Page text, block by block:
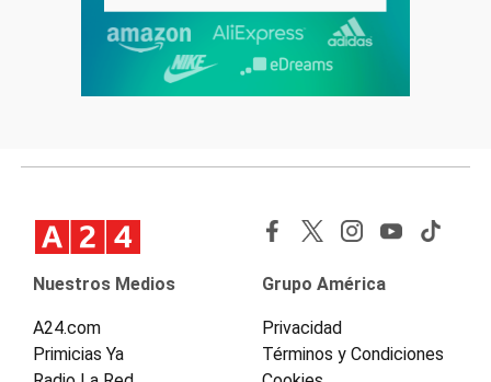
Nuestros Medios
A24.com
Primicias Ya
Grupo América
Privacidad
Términos y Condiciones